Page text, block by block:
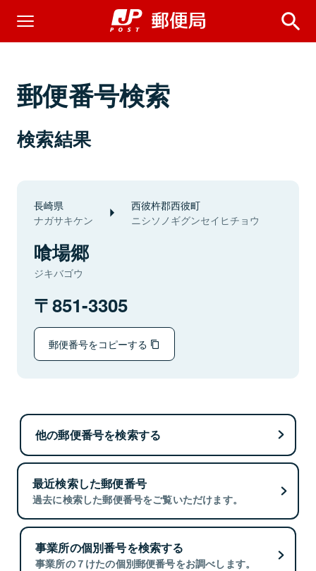
郵便番号検索
検索結果
長崎県
ナガサキケン
西彼杵郡西彼町
ニシソノギグンセイヒチョウ
喰場郷
ジキバゴウ
851-3305
郵便番号をコピーする
他の郵便番号を検索する
最近検索した郵便番号
過去に検索した郵便番号をご覧いただけます。
事業所の個別番号を検索する
事業所の７けたの個別郵便番号をお調べします。